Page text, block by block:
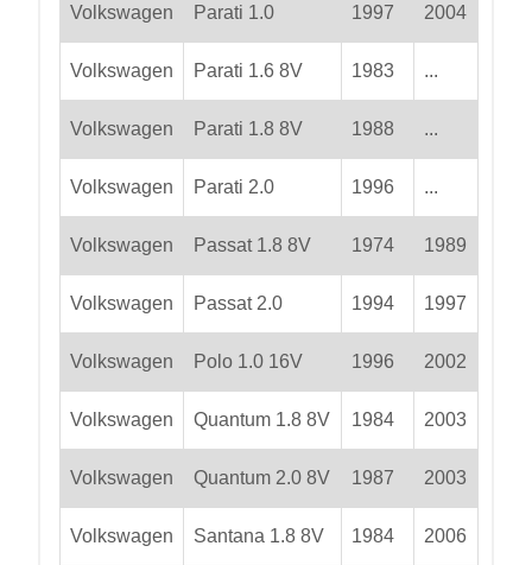
Volkswagen Parati 1.0 1997 2004
Volkswagen Parati 1.6 8V 1983 ...
Volkswagen Parati 1.8 8V 1988 ...
Volkswagen Parati 2.0 1996 ...
Volkswagen Passat 1.8 8V 1974 1989
Volkswagen Passat 2.0 1994 1997
Volkswagen Polo 1.0 16V 1996 2002
Volkswagen Quantum 1.8 8V 1984 2003
Volkswagen Quantum 2.0 8V 1987 2003
Volkswagen Santana 1.8 8V 1984 2006